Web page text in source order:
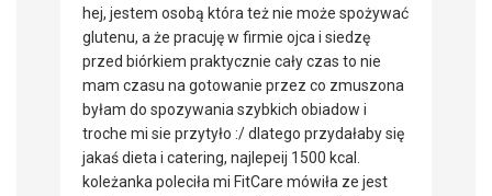
hej, jestem osobą która też nie może spożywać
glutenu, a że pracuję w firmie ojca i siedzę
przed biórkiem praktycznie cały czas to nie
mam czasu na gotowanie przez co zmuszona
byłam do spozywania szybkich obiadow i
troche mi sie przytyło :/ dlatego przydałaby się
jakaś dieta i catering, najlepeij 1500 kcal.
koleżanka poleciła mi FitCare mówiła ze jest